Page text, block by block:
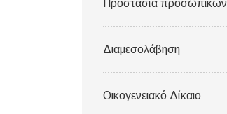
Προστασία
Διαμεσολάβηση
Οικογενειακό Δίκαιο